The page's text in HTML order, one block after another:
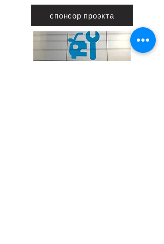
спонсор проэкта